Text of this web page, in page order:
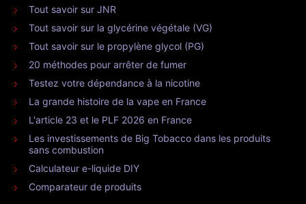
Tout savoir sur JNR
Tout savoir sur la glycérine végétale (VG)
Tout savoir sur le propylène glycol (PG)
20 méthodes pour arrêter de fumer
Testez votre dépendance à la nicotine
La grande histoire de la vape en France
L'article 23 et le PLF 2026 en France
Les investissements de Big Tobacco dans les produits
sans combustion
Calculateur e-liquide DIY
Comparateur de produits